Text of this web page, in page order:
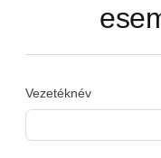
Vezetéknév